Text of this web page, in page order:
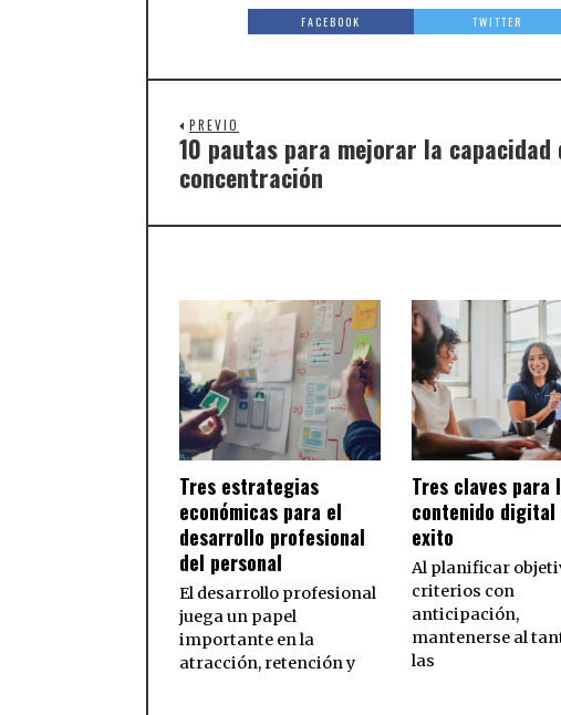
FACEBOOK TWITTER
PREVIO
10 pautas para mejorar la capacidad
concentración
Tres estrategias
económicas para el
desarrollo profesional
del personal
El desarrollo profesional
juega un papel
importante en la
atracción, retención y
Tres claves para
contenido digital
exito
Al planificar
criterios con
anticipación,
mantenerse al
las